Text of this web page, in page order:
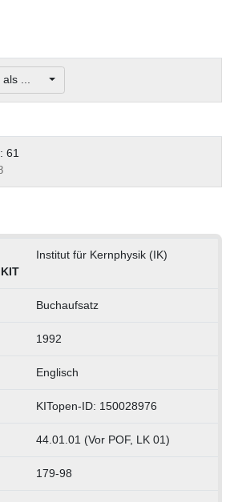
als ...
61
Institut für Kernphysik (IK)
Buchaufsatz
1992
Englisch
KITopen-ID: 150028976
44.01.01 (Vor POF, LK 01)
179-98